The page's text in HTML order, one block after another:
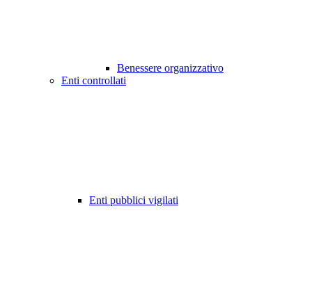
Benessere organizzativo
Enti controllati
Enti pubblici vigilati